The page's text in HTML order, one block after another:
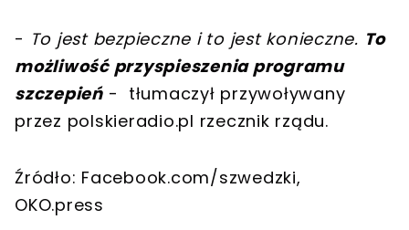
- To jest bezpieczne i to jest konieczne. To
możliwość przyspieszenia programu
szczepień- tłumaczył przywoływany
przez polskieradio.pl rzecznik rządu.
Źródło: Facebook.com/szwedzki,
OKO.press